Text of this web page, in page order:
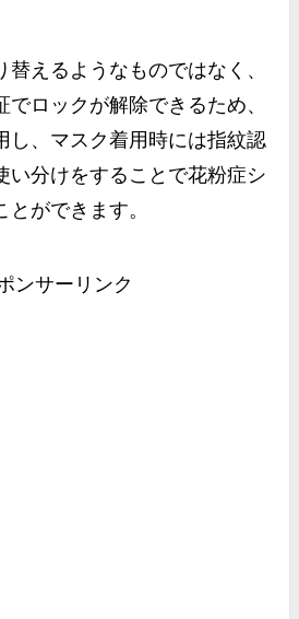
えるようなものではなく、
ロックが解除できるため、
し、マスク着用時には指紋認
い分けをすることで花粉症シ
ができます。
ンサーリンク